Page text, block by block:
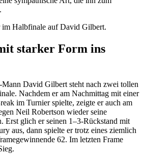
Halbfinale auf David Gilbert.
starker Form ins
David Gilbert steht nach zwei tollen
Nachdem er am Nachmittag mit einer
im Turnier spielte, zeigte er auch am
Neil Robertson wieder seine
Erst glich er seinen 1–3-Rückstand mit
aus, dann spielte er trotz eines ziemlich
62. Im letzten Frame